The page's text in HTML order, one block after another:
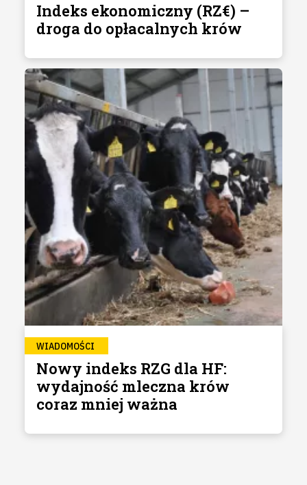
Indeks ekonomiczny (RZ€) –
droga do opłacalnych krów
WIADOMOŚCI
Nowy indeks RZG dla HF:
wydajność mleczna krów
coraz mniej ważna